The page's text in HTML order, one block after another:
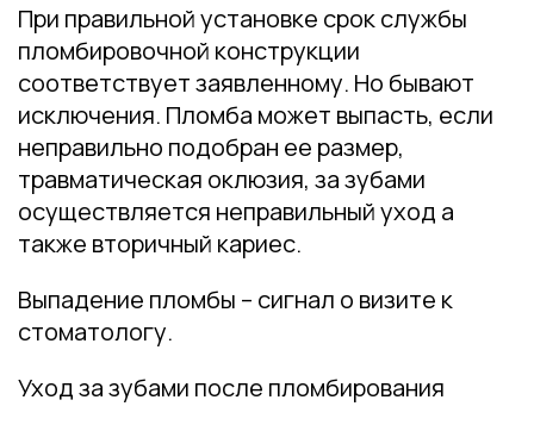
При правильной установке срок службы
пломбировочной конструкции
соответствует заявленному. Но бывают
исключения. Пломба может выпасть, если
неправильно подобран ее размер,
травматическая оклюзия, за зубами
осуществляется неправильный уход а
также вторичный кариес.
Выпадение пломбы – сигнал о визите к
стоматологу.
Уход за зубами после пломбирования